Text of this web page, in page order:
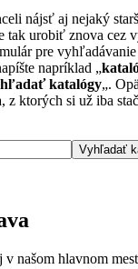
nájsť aj nejaký
tak urobiť znova cez
pre
napríklad „
katalógy„.
z ktorých si už iba
v našom hlavnom